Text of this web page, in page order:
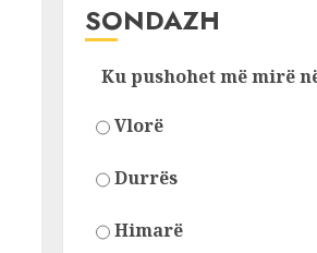
SONDAZH
Ku pushohet më mirë
Vlorë
Durrës
Himarë